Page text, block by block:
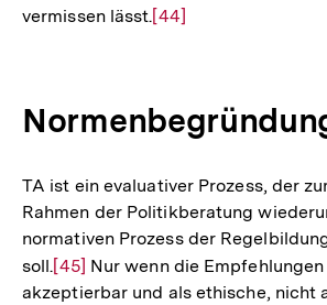
vermissen lässt.Zur
[44]
TA ist ein evaluativer Prozess, der
Rahmen der Politikberatung
normativen Prozess der
soll.Zur
Auflösung
[45] Nur wenn die
akzeptierbar und als ethische, nicht